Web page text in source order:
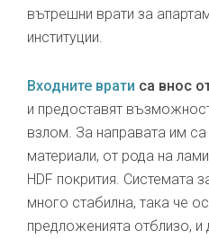
вътрешни врати за
институции.
Входните врати са внос
и предоставят
взлом. За направата им
материали, от рода на
HDF покрития. Системата
много стабилна, така че
предложенията отблизо, и